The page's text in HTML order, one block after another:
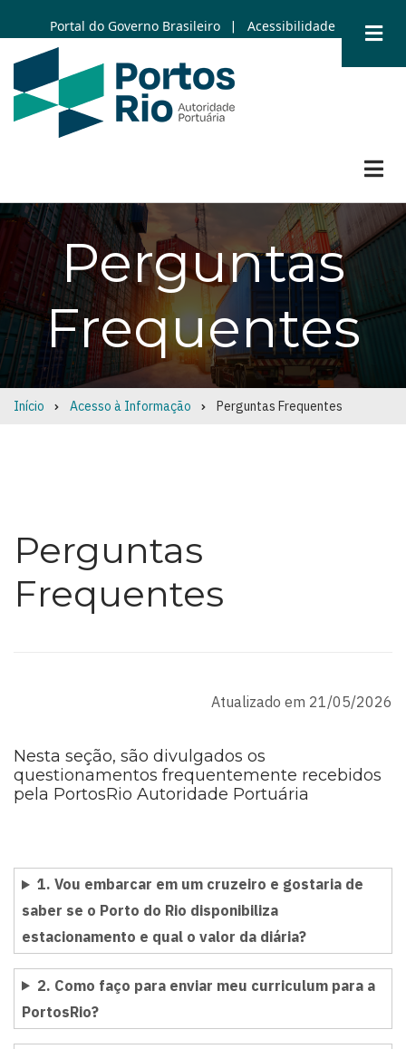
to
main
content
Portal do Governo Brasileiro | Acessibilidade
Perguntas
Frequentes
Breadcrumb
Início Acesso à Informação Perguntas Frequentes
Perguntas
Frequentes
Atualizado em 21/05/2026
Nesta seção, são divulgados os
questionamentos frequentemente recebidos
pela PortosRio Autoridade Portuária
1. Vou embarcar em um cruzeiro e gostaria de
saber se o Porto do Rio disponibiliza
estacionamento e qual o valor da diária?
2. Como faço para enviar meu curriculum para a
PortosRio?